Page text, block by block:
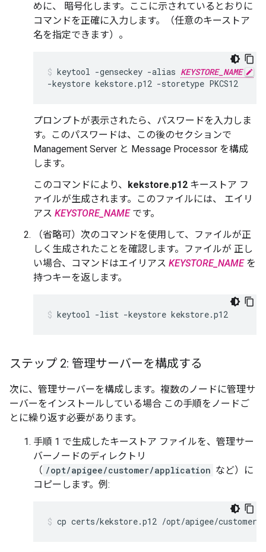
めに、 暗号化します。ここに示されているとおりに
コマンドを正確に入力します。（任意のキーストア
名を指定できます）。
keytool -genseckey -alias KEYSTORE_NAME
-
-keystore kekstore.p12 -storetype PKCS12
プロンプトが表示されたら、パスワードを入力しま
す。このパスワードは、この後のセクションで
Management Server と Message Processor を構成
します。
このコマンドにより、 kekstore.p12 キーストア フ
ァイルが生成されます。このファイルには、 エイリ
アス KEYSTORE_NAMEです。
（省略可）次のコマンドを使用して、ファイルが正
しく生成されたことを確認します。ファイルが 正し
い場合、コマンドはエイリアス KEYSTORE_NAMEを
持つキーを返します。
keytool -list -keystore kekstore.p12
ステップ 2: 管理サーバーを構成する
次に、管理サーバーを構成します。複数のノードに管理サ
ーバーをインストールしている場合 この手順をノードご
とに繰り返す必要があります。
手順 1 で生成したキーストア ファイルを、管理サー
バーノードのディレクトリ
（ /opt/apigee/customer/application など）に
コピーします。例:
cp certs/kekstore.p12 /opt/apigee/